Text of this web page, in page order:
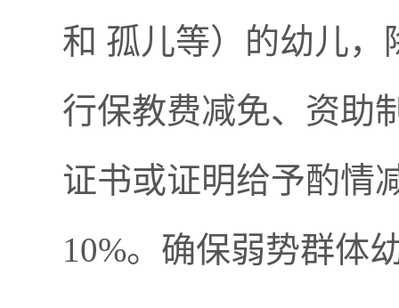
和 孤儿等）的幼儿
行保教费减免、资助
证书或证明给予酌情
10%。确保弱势群体